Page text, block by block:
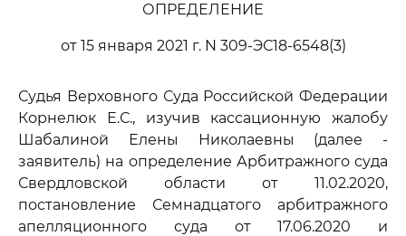
ОПРЕДЕЛЕНИЕ
от 15 января 2021 г. N 309-ЭС18-6548(3)
Судья Верховного Суда Российской Федерации
Корнелюк Е.С., изучив кассационную жалобу
Шабалиной Елены Николаевны (далее -
заявитель) на определение Арбитражного суда
Свердловской области от 11.02.2020,
постановление Семнадцатого арбитражного
апелляционного суда от 17.06.2020 и